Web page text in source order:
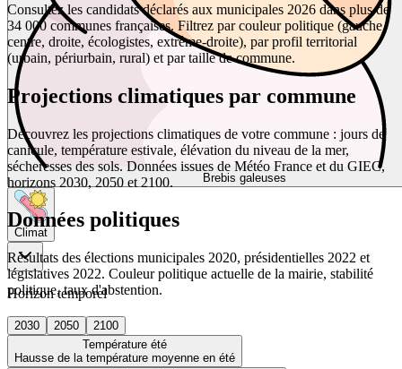
Brebis galeuses
Climat
Horizon temporel
2030 2050
2100
Température été
Hausse de la température moyenne en été
Consultez les candidats déclarés aux municipales 2026 dans plus de
34 000 communes françaises. Filtrez par couleur politique (gauche,
centre, droite, écologistes, extrême-droite), par profil territorial
(urbain, périurbain, rural) et par taille de commune.
Projections climatiques par commune
Découvrez les projections climatiques de votre commune : jours de
canicule, température estivale, élévation du niveau de la mer,
sécheresses des sols. Données issues de Météo France et du GIEC,
horizons 2030, 2050 et 2100.
Données politiques
Résultats des élections municipales 2020, présidentielles 2022 et
législatives 2022. Couleur politique actuelle de la mairie, stabilité
politique, taux d'abstention.